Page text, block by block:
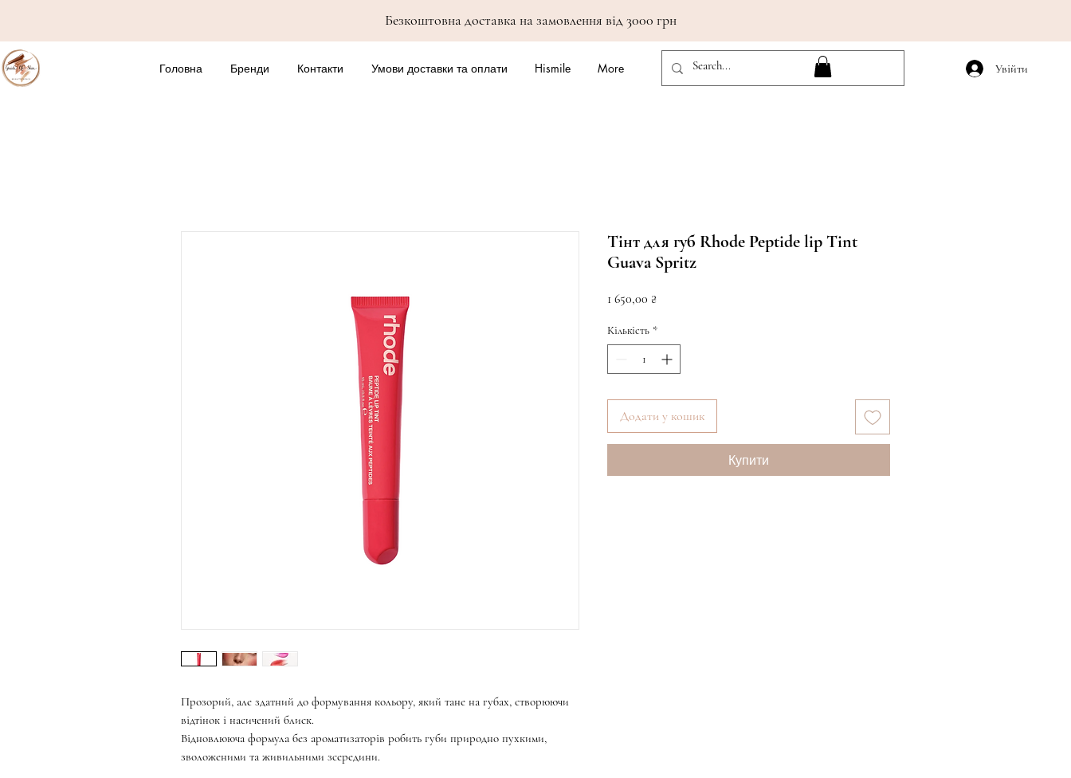
Безкоштовна доставка на замовлення від 3000 грн
Головна Бренди Контакти Умови доставки та оплати Hismile More Увійти
Прозорий, але здатний до формування кольору, який тане на губах, створюючи
відтінок і насичений блиск.
Відновлююча формула без ароматизаторів робить губи природно пухкими,
зволоженими та живильними зсередини.
Тінт для губ Rhode Peptide lip Tint
Guava Spritz
1 650,00 ₴
Кількість *
Додати у кошик
Купити